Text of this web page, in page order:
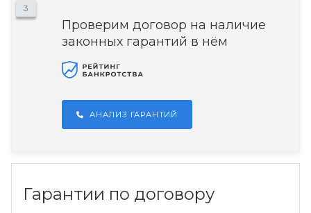
3
Проверим договор на наличие
законных гарантий в нём
АНАЛИЗ ГАРАНТИЙ
Гарантии по договору